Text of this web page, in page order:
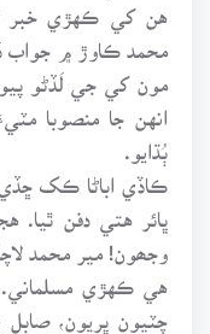
هن کي ڪهڙي خبر ته
محمد ڪاوڙ ۾ جواب
مون کي جي لَڏڻو
انهن جا منصوبا
ٻُڌايو.
ڪاڏي اباڻا ڪک ڇڏي
ڀائر هتي دفن ٿيا.
وجھون! مير محمد
هي ڪهڙي مسلماني.
چٽيون ڀريون،